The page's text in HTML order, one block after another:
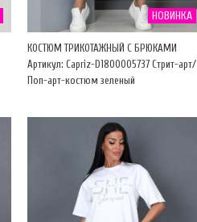
НОВИНКА
КОСТЮМ ТРИКОТАЖНЫЙ С БРЮКАМИ
Артикул: Capriz-D1800005737 Стрит-арт/
Поп-арт-костюм зеленый